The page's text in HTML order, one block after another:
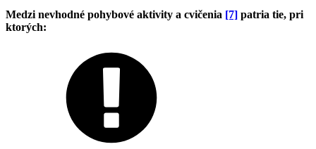
Medzi nevhodné pohybové aktivity a cvičenia [7] patria tie, pri
ktorých: